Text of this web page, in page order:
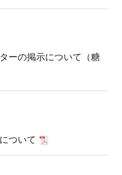
ーの掲示について（糖
ついて